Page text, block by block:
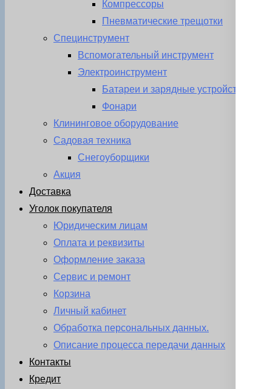
Компрессоры
Пневматические трещотки
Специнструмент
Вспомогательный инструмент
Электроинструмент
Батареи и зарядные устройства
Фонари
Клининговое оборудование
Садовая техника
Снегоуборщики
Акция
Доставка
Уголок покупателя
Юридическим лицам
Оплата и реквизиты
Оформление заказа
Сервис и ремонт
Корзина
Личный кабинет
Обработка персональных данных.
Описание процесса передачи данных
Контакты
Кредит